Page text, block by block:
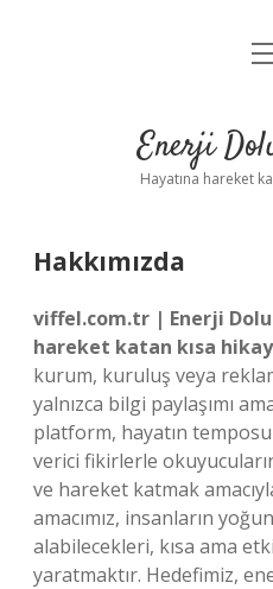
Yasal
Enerji
Hayatına hareket
Hakkımızda
viffel.com.tr | Enerji
hareket katan kısa
kurum, kuruluş veya
yalnızca bilgi paylaşımı
platform, hayatın
verici fikirlerle
ve hareket katmak
amacımız, insanların
alabilecekleri, kısa ama
yaratmaktır. Hedefimiz,